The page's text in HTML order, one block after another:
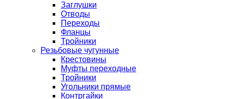
Заглушки
Отводы
Переходы
Фланцы
Тройники
Резьбовые чугунные
Крестовины
Муфты переходные
Тройники
Угольники прямые
Контргайки